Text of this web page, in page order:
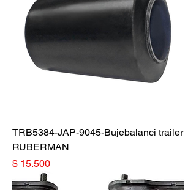
TRB5384-JAP-9045-Bujebalanci trailer
RUBERMAN
Precio
$ 15.500